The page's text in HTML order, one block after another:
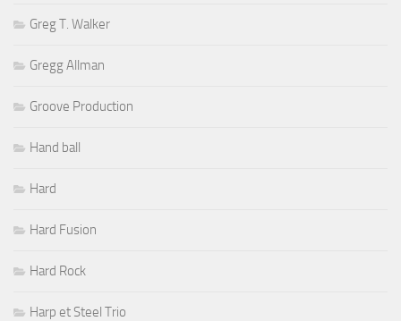
Greg T. Walker
Gregg Allman
Groove Production
Hand ball
Hard
Hard Fusion
Hard Rock
Harp et Steel Trio